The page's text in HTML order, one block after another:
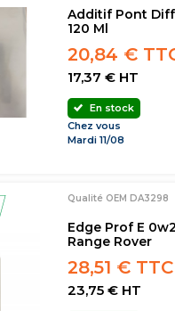
Additif Pont
120 Ml
20,84 €
17,37 € HT
En stock
Chez vous
Mardi 11/08
Qualité OEM DA3298
Edge Prof E
Range Rover
28,51 € TTC
23,75 € HT